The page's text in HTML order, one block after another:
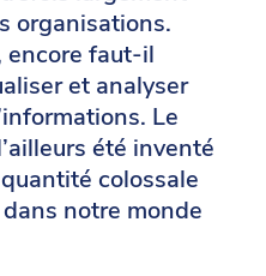
organisations.
encore faut-il
et analyser
Le
été inventé
colossale
notre monde